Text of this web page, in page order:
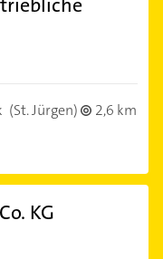
(St. Jürgen)
2,6 km
KG